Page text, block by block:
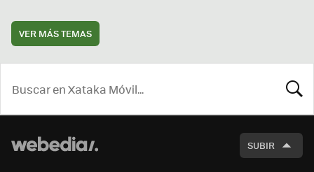
VER MÁS TEMAS
SUBIR